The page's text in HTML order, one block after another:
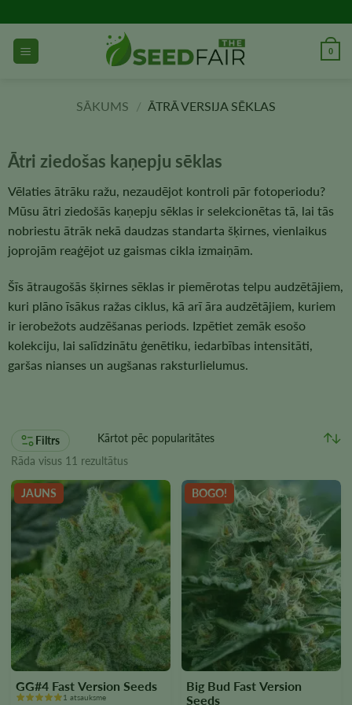
uz
saturu
0
SĀKUMS / ĀTRĀ VERSIJA SĒKLAS
Ātri ziedošas kaņepju sēklas
Vēlaties ātrāku ražu, nezaudējot kontroli pār fotoperiodu?
Mūsu ātri ziedošās kaņepju sēklas ir selekcionētas tā, lai tās
nobriestu ātrāk nekā daudzas standarta šķirnes, vienlaikus
joprojām reaģējot uz gaismas cikla izmaiņām.
Šīs ātraugošās šķirnes sēklas ir piemērotas telpu audzētājiem,
kuri plāno īsākus ražas ciklus, kā arī āra audzētājiem, kuriem
ir ierobežots audzēšanas periods. Izpētiet zemāk esošo
kolekciju, lai salīdzinātu ģenētiku, iedarbības intensitāti,
garšas nianses un augšanas raksturlielumus.
Filtrs
Rāda visus 11 rezultātus
JAUNS
GG#4 Fast Version Seeds
1 atsauksme
BOGO!
Big Bud Fast Version
Seeds